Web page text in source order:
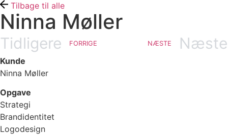
Tilbage til alle
Ninna Møller
Tidligere FORRIGE NÆSTE Næste
Kunde
Ninna Møller
Opgave
Strategi
Brandidentitet
Logodesign